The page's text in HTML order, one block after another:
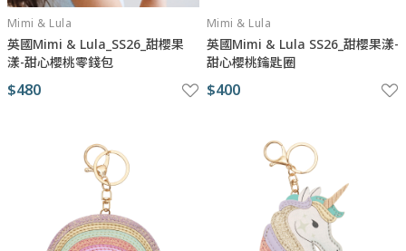
Mimi & Lula
英國Mimi & Lula_SS26_甜櫻果
漾-甜心櫻桃零錢包
$480
Mimi & Lula
英國Mimi & Lula SS26_甜櫻果漾-
甜心櫻桃鑰匙圈
$400